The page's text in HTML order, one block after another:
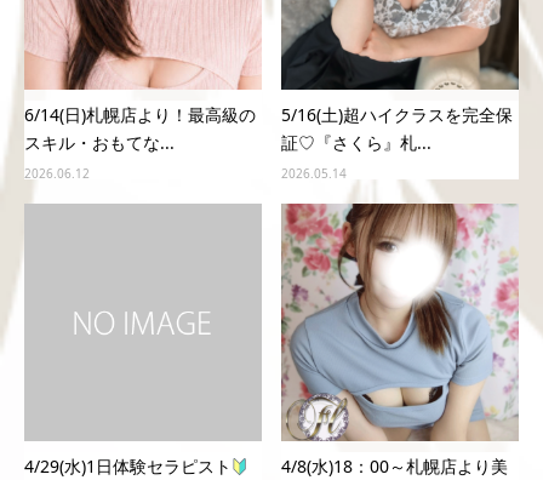
6/14(日)札幌店より！最高級の
スキル・おもてな...
2026.06.12
5/16(土)超ハイクラスを完全保
証♡『さくら』札...
2026.05.14
4/29(水)1日体験セラピスト
4/8(水)18：00～札幌店より美